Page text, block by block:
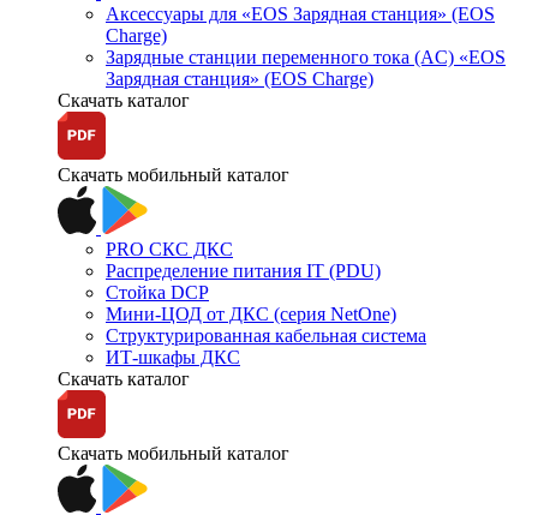
Аксессуары для «EOS Зарядная станция» (EOS
Charge)
Зарядные станции переменного тока (AC) «EOS
Зарядная станция» (EOS Charge)
Скачать каталог
Скачать мобильный каталог
PRO СКС ДКС
Распределение питания IT (PDU)
Стойка DCP
Мини-ЦОД от ДКС (серия NetOne)
Структурированная кабельная система
ИТ-шкафы ДКС
Скачать каталог
Скачать мобильный каталог